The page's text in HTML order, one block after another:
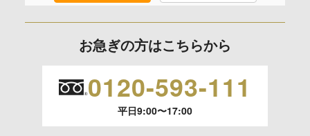
の停止、消去および 第三者への提供の停止（「開示等」とい
開示等のご請求は、下記お問い合わせ先窓口へご連絡願いま
お急ぎの方はこちらから
0120-593-111
平日9:00〜17:00